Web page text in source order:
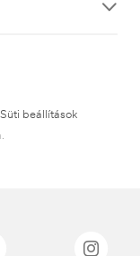
Süti beállítások